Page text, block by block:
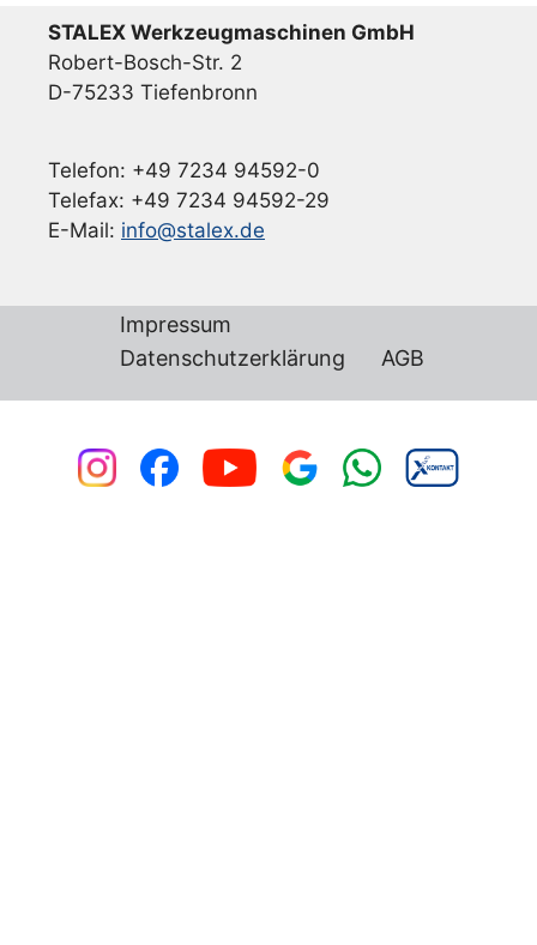
STALEX Werkzeugmaschinen GmbH
Robert-Bosch-Str. 2
D-75233 Tiefenbronn
Telefon: +49 7234 94592-0
Telefax: +49 7234 94592-29
E-Mail: info@stalex.de
Impressum
Datenschutzerklärung
AGB